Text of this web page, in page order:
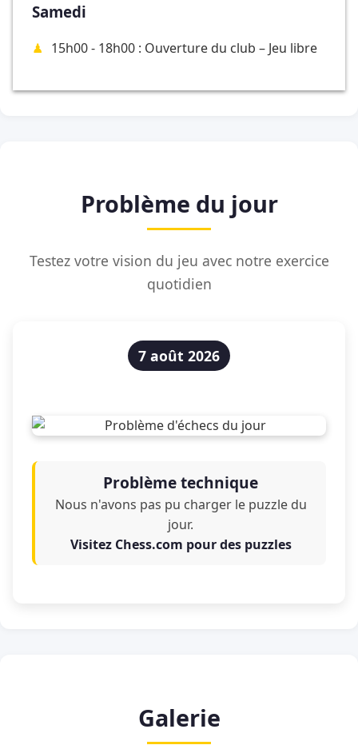
Samedi
15h00 - 18h00 : Ouverture du club – Jeu libre
Problème du jour
Testez votre vision du jeu avec notre exercice
quotidien
7 août 2026
Problème technique
Nous n'avons pas pu charger le puzzle du
jour.
Visitez Chess.com pour des puzzles
Galerie